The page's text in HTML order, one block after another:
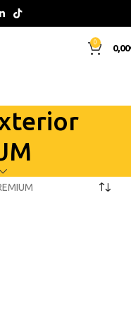
0
0,00